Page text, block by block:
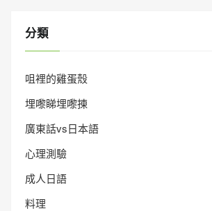
分類
咀裡的雞蛋殼
埋嚟睇埋嚟揀
廣東話vs日本語
心理測驗
成人日語
料理